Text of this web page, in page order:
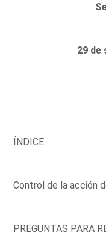
29 de
ÍNDICE
Control de la acción
PREGUNTAS PARA